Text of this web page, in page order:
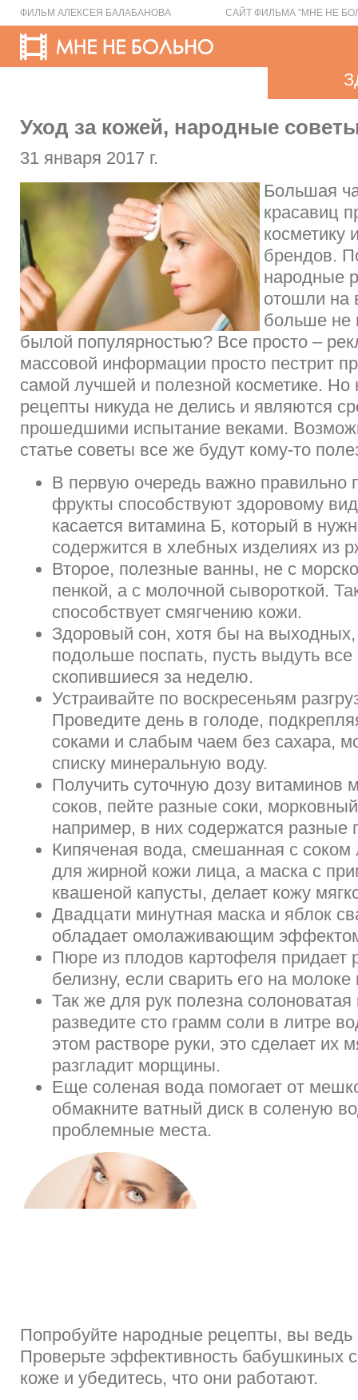
ФИЛЬМ АЛЕКСЕЯ БАЛАБАНОВА САЙТ ФИЛЬМА "МНЕ НЕ
Уход за кожей, народные
31 января 2017 г.
Большая
красавиц
косметику
брендов.
народные
отошли на
больше не
былой популярностью? Все просто –
массовой информации просто пестрит
самой лучшей и полезной косметике. Но
рецепты никуда не делись и являются
прошедшими испытание веками.
статье советы все же будут кому-то
В первую очередь важно правильно
фрукты способствуют здоровому
касается витамина Б, который в
содержится в хлебных изделиях из
Второе, полезные ванны, не с
пенкой, а с молочной сывороткой.
способствует смягчению кожи.
Здоровый сон, хотя бы на выходных,
подольше поспать, пусть выдуть
скопившиеся за неделю.
Устраивайте по воскресеньям
Проведите день в голоде,
соками и слабым чаем без сахара,
списку минеральную воду.
Получить суточную дозу витаминов
соков, пейте разные соки,
например, в них содержатся разные
Кипяченая вода, смешанная с соком
для жирной кожи лица, а маска с
квашеной капусты, делает кожу
Двадцати минутная маска и яблок
обладает омолаживающим
Пюре из плодов картофеля придает
белизну, если сварить его на молоке
Так же для рук полезна солоноватая
разведите сто грамм соли в литре
этом растворе руки, это сделает их
разгладит морщины.
Еще соленая вода помогает от
обмакните ватный диск в соленую
проблемные места.
Попробуйте народные рецепты, вы ведь
Проверьте эффективность бабушкиных
коже и убедитесь, что они работают.